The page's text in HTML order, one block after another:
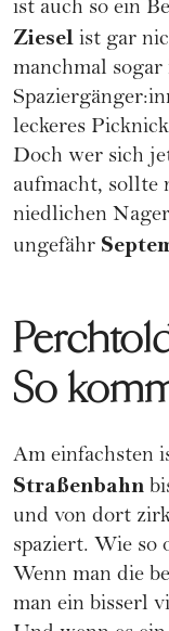
ist auch so ein
Ziesel ist gar
manchmal
leckeres
Doch wer sich
aufmacht, sollte
niedlichen
ungefähr
So
Am einfachsten
Straßenbahn
und von dort
spaziert. Wie so
Wenn man die
man ein bisserl